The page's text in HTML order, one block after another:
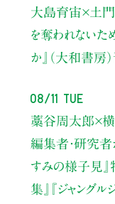
大島育宙×土
を奪われないため
か』（大和書房
08/11 Tue
藁谷周太郎×横
編集者・研究者
すみの様子見』
集』『ジャング